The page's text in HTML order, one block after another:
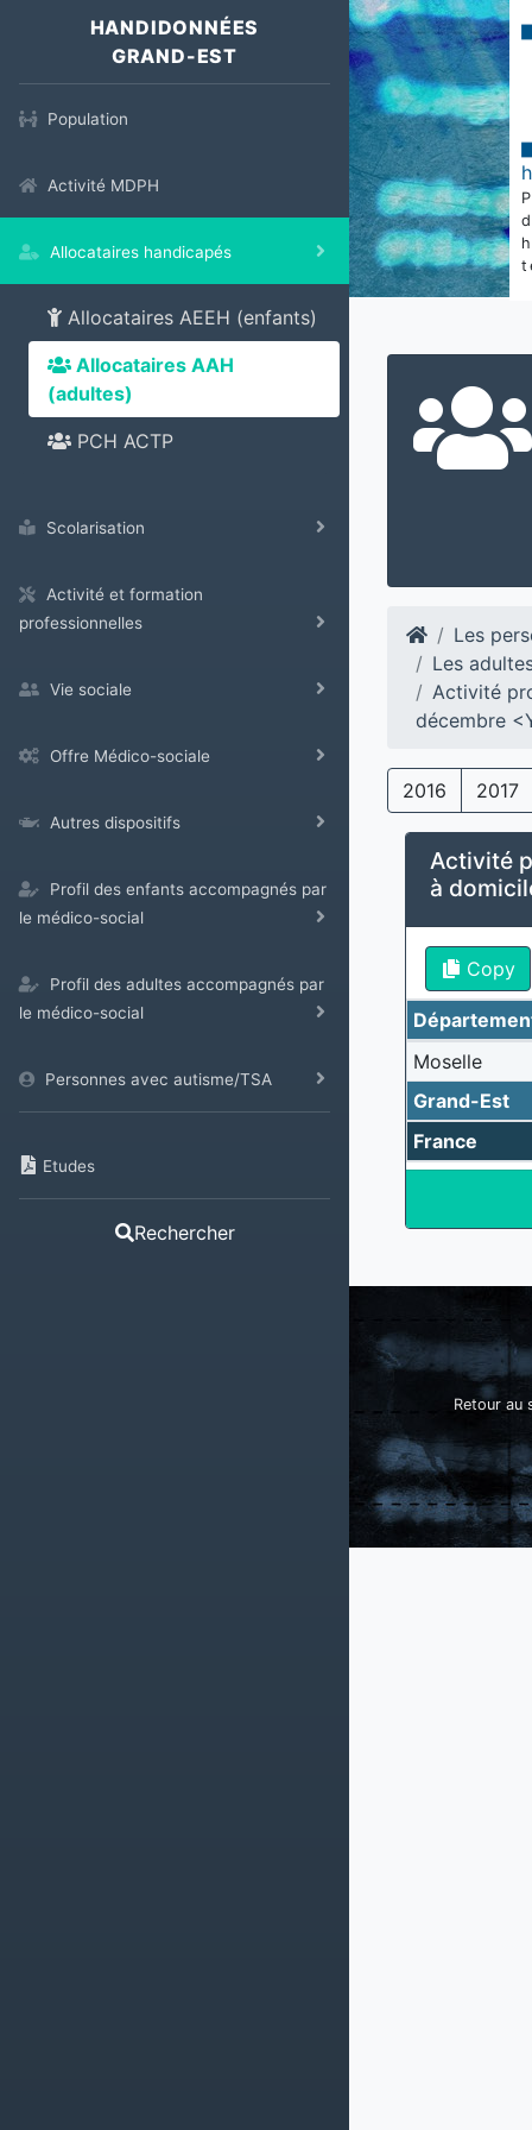
HANDIDONNÉES
GRAND-EST
Population
Activité MDPH
Allocataires handicapés
Allocataires AEEH (enfants)
Allocataires AAH
(adultes)
PCH ACTP
Scolarisation
Activité et formation
professionnelles
Vie sociale
Offre Médico-sociale
Autres dispositifs
Profil des enfants accompagnés par
le médico-social
Profil des adultes accompagnés par
le médico-social
Personnes avec autisme/TSA
Etudes
Rechercher
Les
Les
Activité
décembre
2016 2017
Activité
à
Copy
Moselle
Grand-Est
France
Retour au